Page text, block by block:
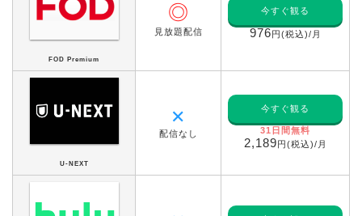
FOD Premium
◎
見放題配信
今すぐ観る
976円(税込)/月
U-NEXT
✕
配信なし
今すぐ観る
31日間無料
2,189円(税込)/月